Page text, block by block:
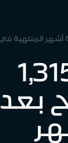
يحقق 1,315
بعد